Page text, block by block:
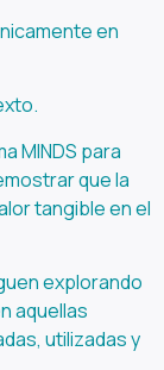
en
MINDS para
que la
tangible en el
explorando
aquellas
utilizadas y